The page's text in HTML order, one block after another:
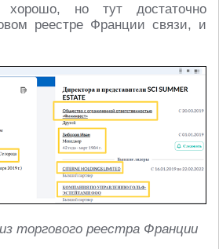
но тут достаточно
реестре Франции связи, и
торгового реестра Франции